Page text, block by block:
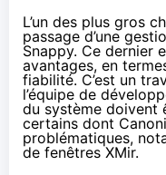
L’un des plus gros
passage d’une
Snappy. Ce dernier
avantages, en
fiabilité. C’est un
l’équipe de
du système doivent
certains dont
problématiques,
de fenêtres XMir.